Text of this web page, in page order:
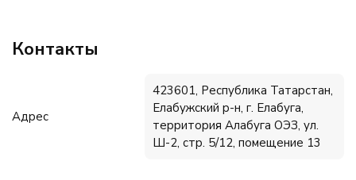
Контакты
Адрес
423601, Республика Татарстан,
Елабужский р-н, г. Елабуга,
территория Алабуга ОЭЗ, ул.
Ш-2, стр. 5/12, помещение 13